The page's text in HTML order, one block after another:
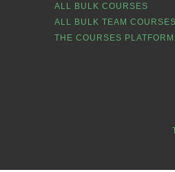
ALL BULK COURSES
ALL BULK TEAM COURSES
THE COURSES PLATFORM